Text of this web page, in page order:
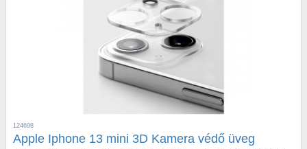
124698
Apple Iphone 13 mini 3D Kamera védő üveg